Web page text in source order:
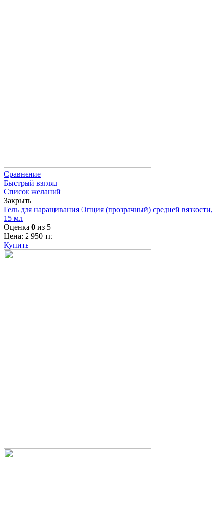
Сравнение
Быстрый взгляд
Список желаний
Закрыть
Гель для наращивания Опция (прозрачный) средней вязкости,
15 мл
Оценка 0 из 5
Цена: 2 950 тг.
Купить